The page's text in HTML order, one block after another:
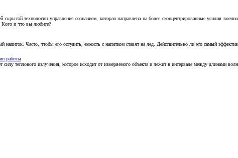
технологии управления сознанием, которая направлена на более сконцентрированные усилия
Кого и что вы любите?
Часто, чтобы его остудить, емкость с напитком ставят на лед. Действительно ли это самый
работы
теплового излучения, которое исходит от измеряемого объекта и лежит в интервале между длинами волн